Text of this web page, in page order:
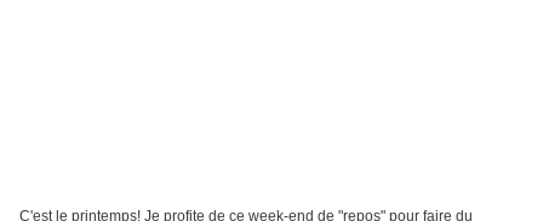
C'est le printemps! Je profite de ce week-end de "repos" pour faire du